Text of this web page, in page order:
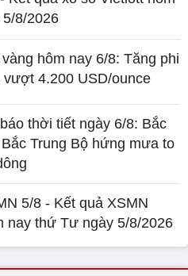
5/8/2026
hôm nay 6/8: Tăng phi
vượt 4.200 USD/ounce
thời tiết ngày 6/8: Bắc
Trung Bộ hứng mưa to
5/8 - Kết quả XSMN
nay thứ Tư ngày 5/8/2026